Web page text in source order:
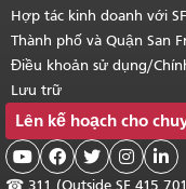
Hợp tác kinh doanh với
Thành phố và Quận San
Điều khoản sử dụng/
Lưu trữ
Lên kế hoạch cho
    
☎ 311 (Outside SF